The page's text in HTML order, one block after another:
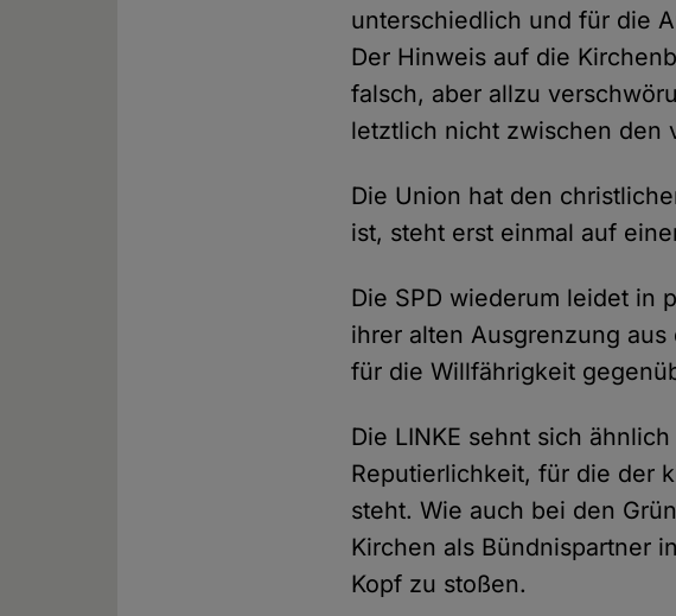
unterschiedlich und für die
Der Hinweis auf die
falsch, aber allzu
letztlich nicht zwischen den
Die Union hat den
ist, steht erst einmal auf
Die SPD wiederum leidet in
ihrer alten Ausgrenzung
für die Willfährigkeit
Die LINKE sehnt sich
Reputierlichkeit, für die der
steht. Wie auch bei den
Kirchen als Bündnispartner
Kopf zu stoßen.